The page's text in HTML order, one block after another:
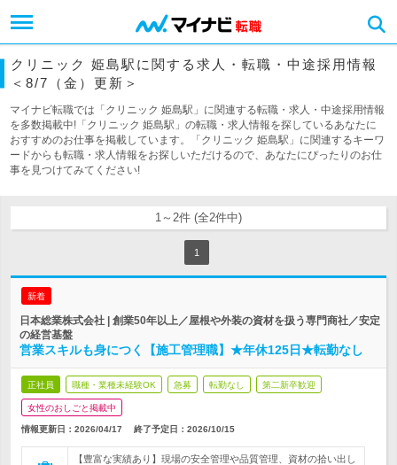
クリニック 姫島駅に関する求人・転職・中途採用情報
＜8/7（金）更新＞
マイナビ転職では「クリニック 姫島駅」に関連する転職・求人・中途採用情報
を多数掲載中!「クリニック 姫島駅」の転職・求人情報を探しているあなたに
おすすめのお仕事を掲載しています。「クリニック 姫島駅」に関連するキーワ
ードからも転職・求人情報をお探しいただけるので、あなたにぴったりのお仕
事を見つけてみてください!
1～2件 (全2件中)
1
新着
日本総業株式会社 | 創業50年以上／屋根や外装の資材を扱う専門商社／安定
の経営基盤
営業スキルも身につく【施工管理職】★年休125日★転勤なし
正社員 職種・業種未経験OK 急募 転勤なし 第二新卒歓迎
女性のおしごと掲載中
情報更新日：2026/04/17 終了予定日： 2026/10/15
【豊富な実績あり】現場の安全管理や品質管理、資材の拾い出し